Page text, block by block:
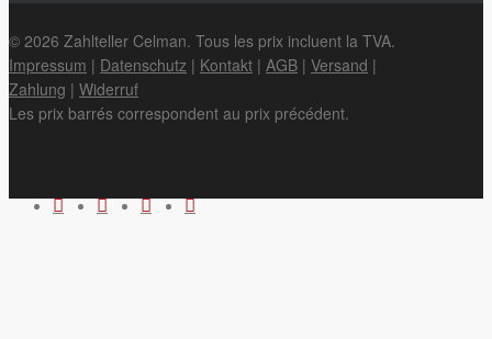
© 2026 Zahlteller Celman. Tous les prix incluent la TVA.
Impressum | Datenschutz | Kontakt | AGB | Versand |
Zahlung | Widerruf
Les prix barrés correspondent au prix précédent.
facebookyoutubephoneemail